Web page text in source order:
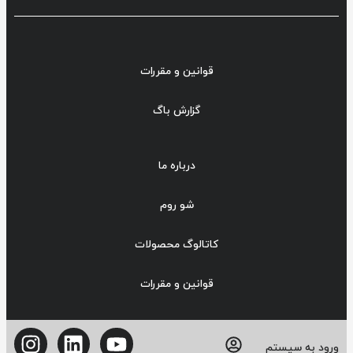
قوانین و مقررات
گزارش باگ
درباره ما
شو روم
کاتالوگ محصولات
قوانین و مقررات
ورود به سیستم